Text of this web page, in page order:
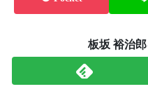
板坂 裕治